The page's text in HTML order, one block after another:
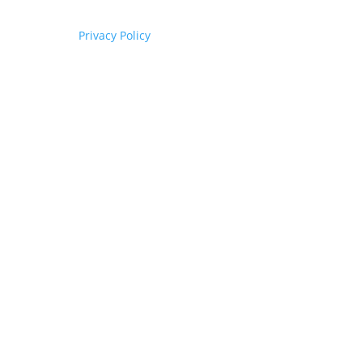
Privacy Policy